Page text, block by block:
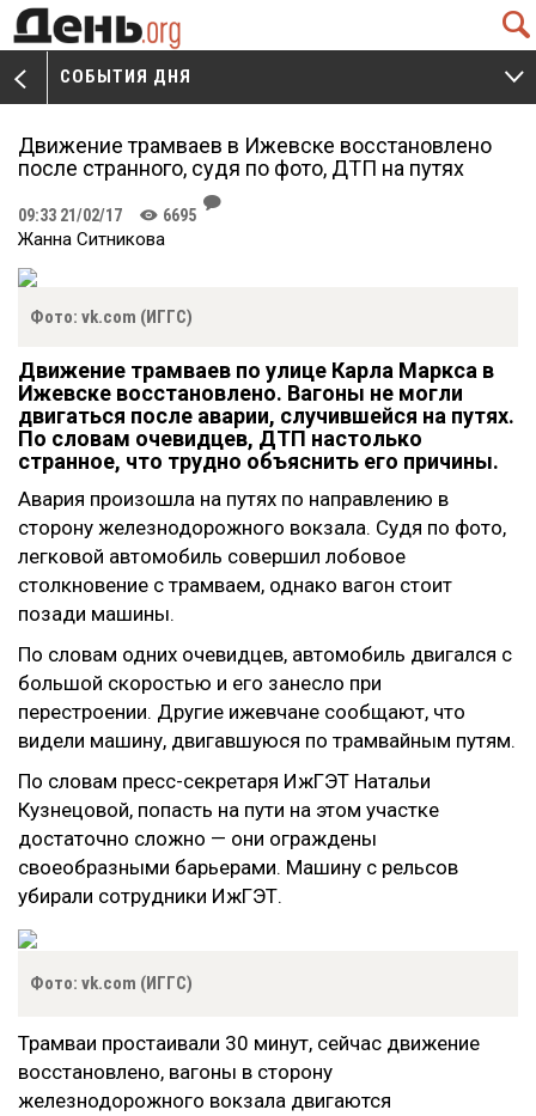
Q
V
СОБЫТИЯ ДНЯ
W
Движение трамваев в Ижевске восстановлено
после странного, судя по фото, ДТП на путях
09:33 21/02/17 K 6695
J
Жанна Ситникова
Фото: vk.com (ИГГС)
Движение трамваев по улице Карла Маркса в
Ижевске восстановлено. Вагоны не могли
двигаться после аварии, случившейся на путях.
По словам очевидцев, ДТП настолько
странное, что трудно объяснить его причины.
Авария произошла на путях по направлению в
сторону железнодорожного вокзала. Судя по фото,
легковой автомобиль совершил лобовое
столкновение с трамваем, однако вагон стоит
позади машины.
По словам одних очевидцев, автомобиль двигался с
большой скоростью и его занесло при
перестроении. Другие ижевчане сообщают, что
видели машину, двигавшуюся по трамвайным путям.
По словам пресс-секретаря ИжГЭТ Натальи
Кузнецовой, попасть на пути на этом участке
достаточно сложно — они ограждены
своеобразными барьерами. Машину с рельсов
убирали сотрудники ИжГЭТ.
Фото: vk.com (ИГГС)
Трамваи простаивали 30 минут, сейчас движение
восстановлено, вагоны в сторону
железнодорожного вокзала двигаются